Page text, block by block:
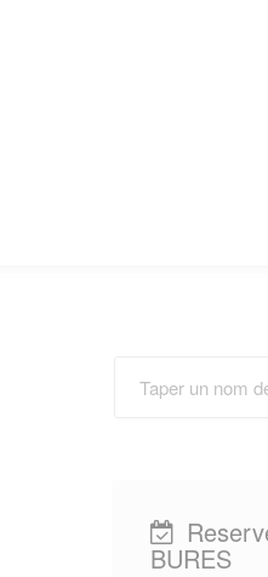
BURES